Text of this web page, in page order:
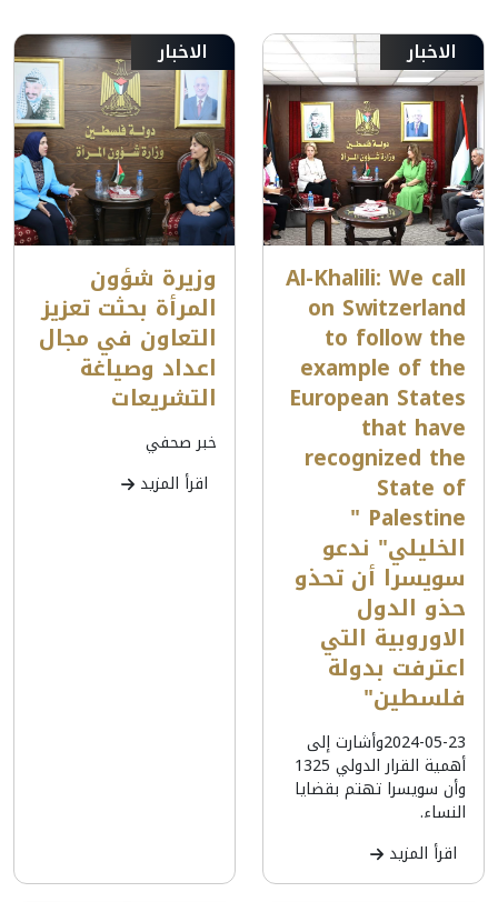
الاخبار
Al-Khalili: We call
on Switzerland
to follow the
example of the
European States
that have
recognized the
State of
Palestine "
الخليلي" ندعو
سويسرا أن تحذو
حذو الدول
الاوروبية التي
اعترفت بدولة
فلسطين"
2024-05-23وأشارت إلى
أهمية القرار الدولي 1325
وأن سويسرا تهتم بقضايا
النساء.
اقرأ المزيد
الاخبار
وزيرة شؤون
المرأة بحثت تعزيز
التعاون في مجال
اعداد وصياغة
التشريعات
خبر صحفي
اقرأ المزيد